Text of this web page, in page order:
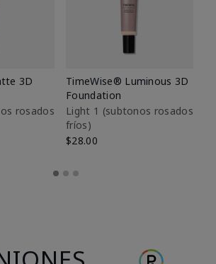
3D
rosados
TimeWise® Luminous 3D
Foundation
Light 1​ (subtonos rosados
fríos)
$28.00